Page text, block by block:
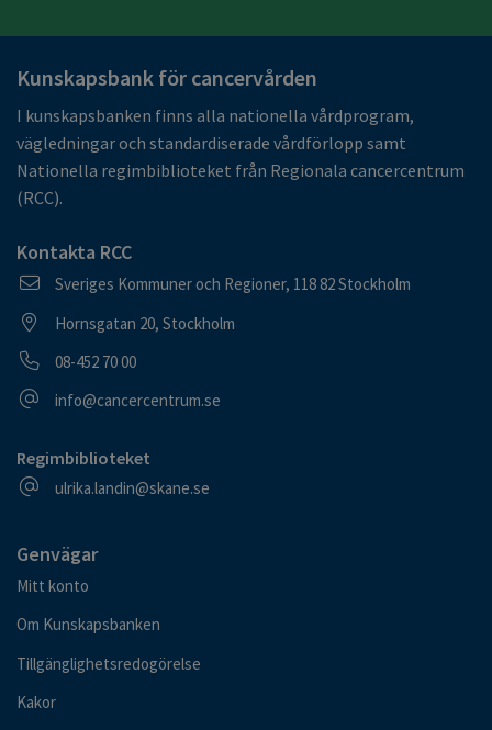
Kunskapsbank för cancervården
I kunskapsbanken finns alla nationella vårdprogram,
vägledningar och standardiserade vårdförlopp samt
Nationella regimbiblioteket från Regionala cancercentrum
(RCC).
Kontakta RCC
Postadress
Sveriges Kommuner och Regioner, 118 82 Stockholm
Besöksadress
Hornsgatan 20, Stockholm
Telefonnummer
08-452 70 00
E-postadress
info@cancercentrum.se
Regimbiblioteket
E-postadress
ulrika.landin@skane.se
Genvägar
Mitt konto
Om Kunskapsbanken
Tillgänglighetsredogörelse
Kakor